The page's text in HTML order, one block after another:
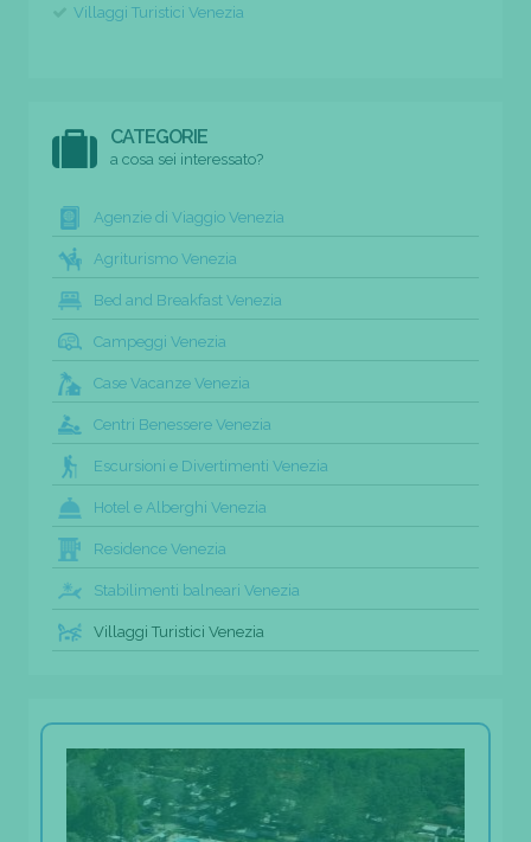
Villaggi Turistici Venezia
CATEGORIE
a cosa sei interessato?
Agenzie di Viaggio Venezia
Agriturismo Venezia
Bed and Breakfast Venezia
Campeggi Venezia
Case Vacanze Venezia
Centri Benessere Venezia
Escursioni e Divertimenti Venezia
Hotel e Alberghi Venezia
Residence Venezia
Stabilimenti balneari Venezia
Villaggi Turistici Venezia